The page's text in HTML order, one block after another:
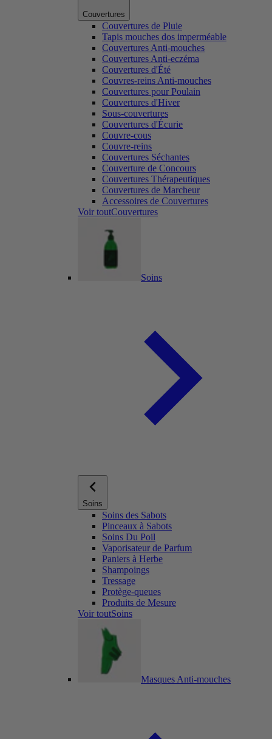
Couvertures
Couvertures de Pluie
Tapis mouches dos imperméable
Couvertures Anti-mouches
Couvertures Anti-eczéma
Couvertures d'Été
Couvres-reins Anti-mouches
Couvertures pour Poulain
Couvertures d'Hiver
Sous-couvertures
Couvertures d'Écurie
Couvre-cous
Couvre-reins
Couvertures Séchantes
Couverture de Concours
Couvertures Thérapeutiques
Couvertures de Marcheur
Accessoires de Couvertures
Voir toutCouvertures
Soins
Soins
Soins des Sabots
Pinceaux à Sabots
Soins Du Poil
Vaporisateur de Parfum
Paniers à Herbe
Shampoings
Tressage
Protège-queues
Produits de Mesure
Voir toutSoins
Masques Anti-mouches